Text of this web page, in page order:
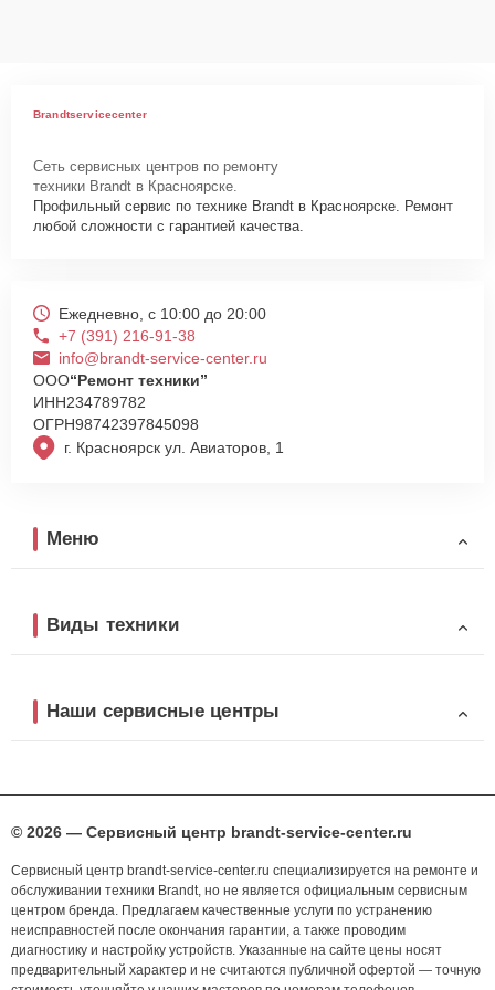
Для запуска процесса ремонта варочной панели Brandt TI1022X
проконсультируют по всем необходимым вопросам, запишут на
диагностику, подскажут с вариантами курьерской доставки или
оформят выезд мастера в удобное время и место.
Brandtservicecenter
Сеть сервисных центров по ремонту
техники Brandt в Красноярске.
Профильный сервис по технике Brandt в Красноярске. Ремонт
любой сложности с гарантией качества.
г. Красноярск ул. Авиаторов, 1
Ежедневно, с 10:00 до 20:00
+7 (391) 216-91-38
info@brandt-service-center.ru
ООО“Ремонт техники”
ИНН234789782
ОГРН98742397845098
Меню
Виды техники
Наши сервисные центры
© 2026 — Сервисный центр brandt-service-center.ru
Сервисный центр brandt-service-center.ru специализируется на ремонте и
обслуживании техники Brandt, но не является официальным сервисным
центром бренда. Предлагаем качественные услуги по устранению
неисправностей после окончания гарантии, а также проводим
диагностику и настройку устройств. Указанные на сайте цены носят
предварительный характер и не считаются публичной офертой — точную